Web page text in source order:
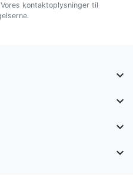
kontaktoplysninger til



